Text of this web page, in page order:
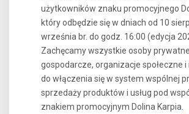
użytkowników znaku promocyjnego
który odbędzie się w dniach od 10
września br. do godz. 16:00 (edycja
Zachęcamy wszystkie osoby
gospodarcze, organizacje społeczne
do włączenia się w system wspólnej
sprzedaży produktów i usług pod
znakiem promocyjnym Dolina Karpia.